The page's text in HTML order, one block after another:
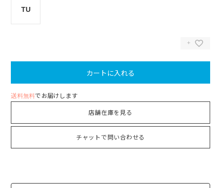
TU
カートに入れる
送料無料でお届けします
店舗在庫を見る
チャットで問い合わせる